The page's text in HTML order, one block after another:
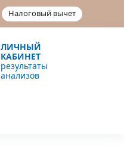
Налоговый вычет
ЛИЧНЫЙ
КАБИНЕТ
результаты
анализов